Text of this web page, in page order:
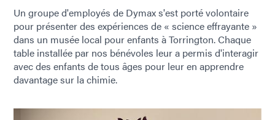
Un groupe d'employés de Dymax s'est porté volontaire
pour présenter des expériences de « science effrayante »
dans un musée local pour enfants à Torrington. Chaque
table installée par nos bénévoles leur a permis d'interagir
avec des enfants de tous âges pour leur en apprendre
davantage sur la chimie.